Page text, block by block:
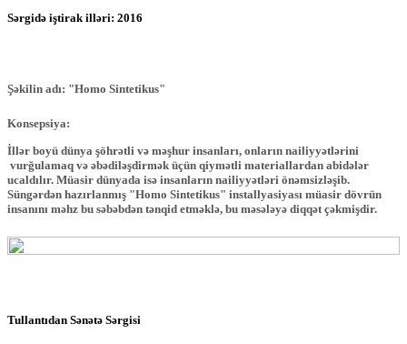
Sərgidə iştirak illəri: 2016
Şəkilin adı: "Homo Sintetikus"
Konsepsiya:
İllər boyü dünya şöhrətli və məşhur insanları, onların nailiyyətlərini
vurğulamaq və əbədiləşdirmək üçün qiymətli materiallardan abidələr
ucaldılır. Müasir dünyada isə insanların nailiyyətləri önəmsizləşib.
Süngərdən hazırlanmış "Homo Sintetikus" installyasiyası müasir dövrün
insanını məhz bu səbəbdən tənqid etməklə, bu məsələyə diqqət çəkmişdir.
Tullantıdan Sənətə Sərgisi